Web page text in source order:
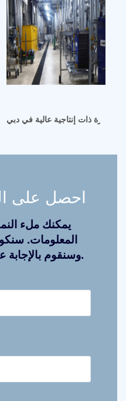
ماكينة استخراج الزيت
كبيرة ذات إنتاجية عالية في دبي
احصل على
يمكنك ملء
المعلومات.
وسنقوم بالإجابة عليه في أقرب وقت ممكن.